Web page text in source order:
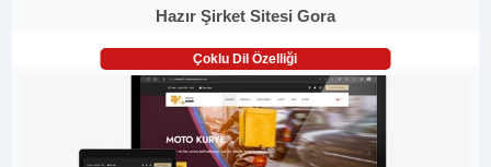
Hazır Şirket Sitesi Gora
Çoklu Dil Özelliği